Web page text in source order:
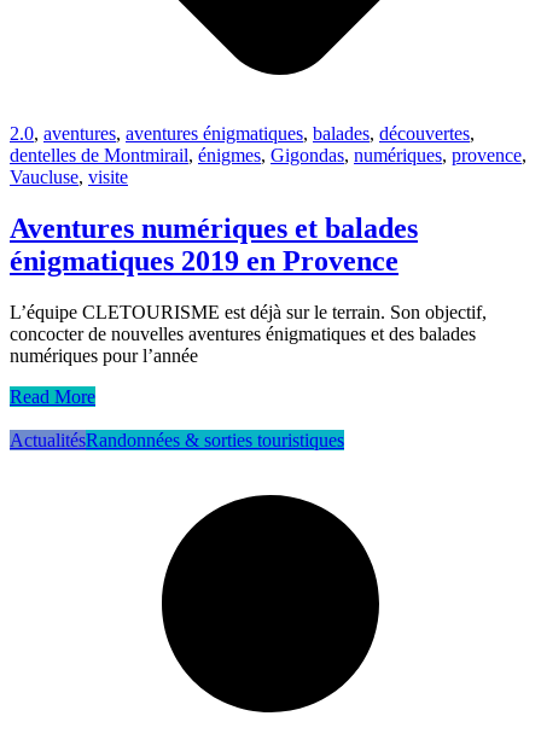
2.0, aventures, aventures énigmatiques, balades, découvertes,
dentelles de Montmirail, énigmes, Gigondas, numériques, provence,
Vaucluse, visite
Aventures numériques et balades
énigmatiques 2019 en Provence
L’équipe CLETOURISME est déjà sur le terrain. Son objectif,
concocter de nouvelles aventures énigmatiques et des balades
numériques pour l’année
Read More
ActualitésRandonnées & sorties touristiques